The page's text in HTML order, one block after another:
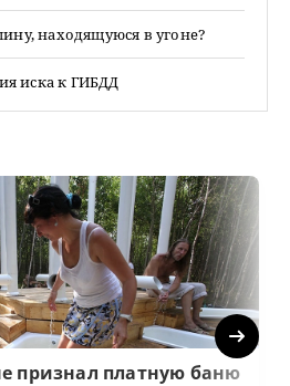
находящуюся в угоне?
иска к ГИБДД
признал платную баню
Next